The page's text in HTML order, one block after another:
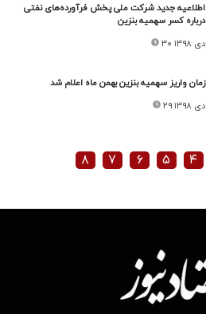
اطلاعیه جدید شرکت ملی پخش فرآورده‌های نفتی
درباره کسر سهمیه بنزین
۳۰ دی ۱۳۹۸
زمان واریز سهمیه بنزین بهمن ماه اعلام شد
۲۹ دی ۱۳۹۸
۴ ۵ ۶ ۷ ۸